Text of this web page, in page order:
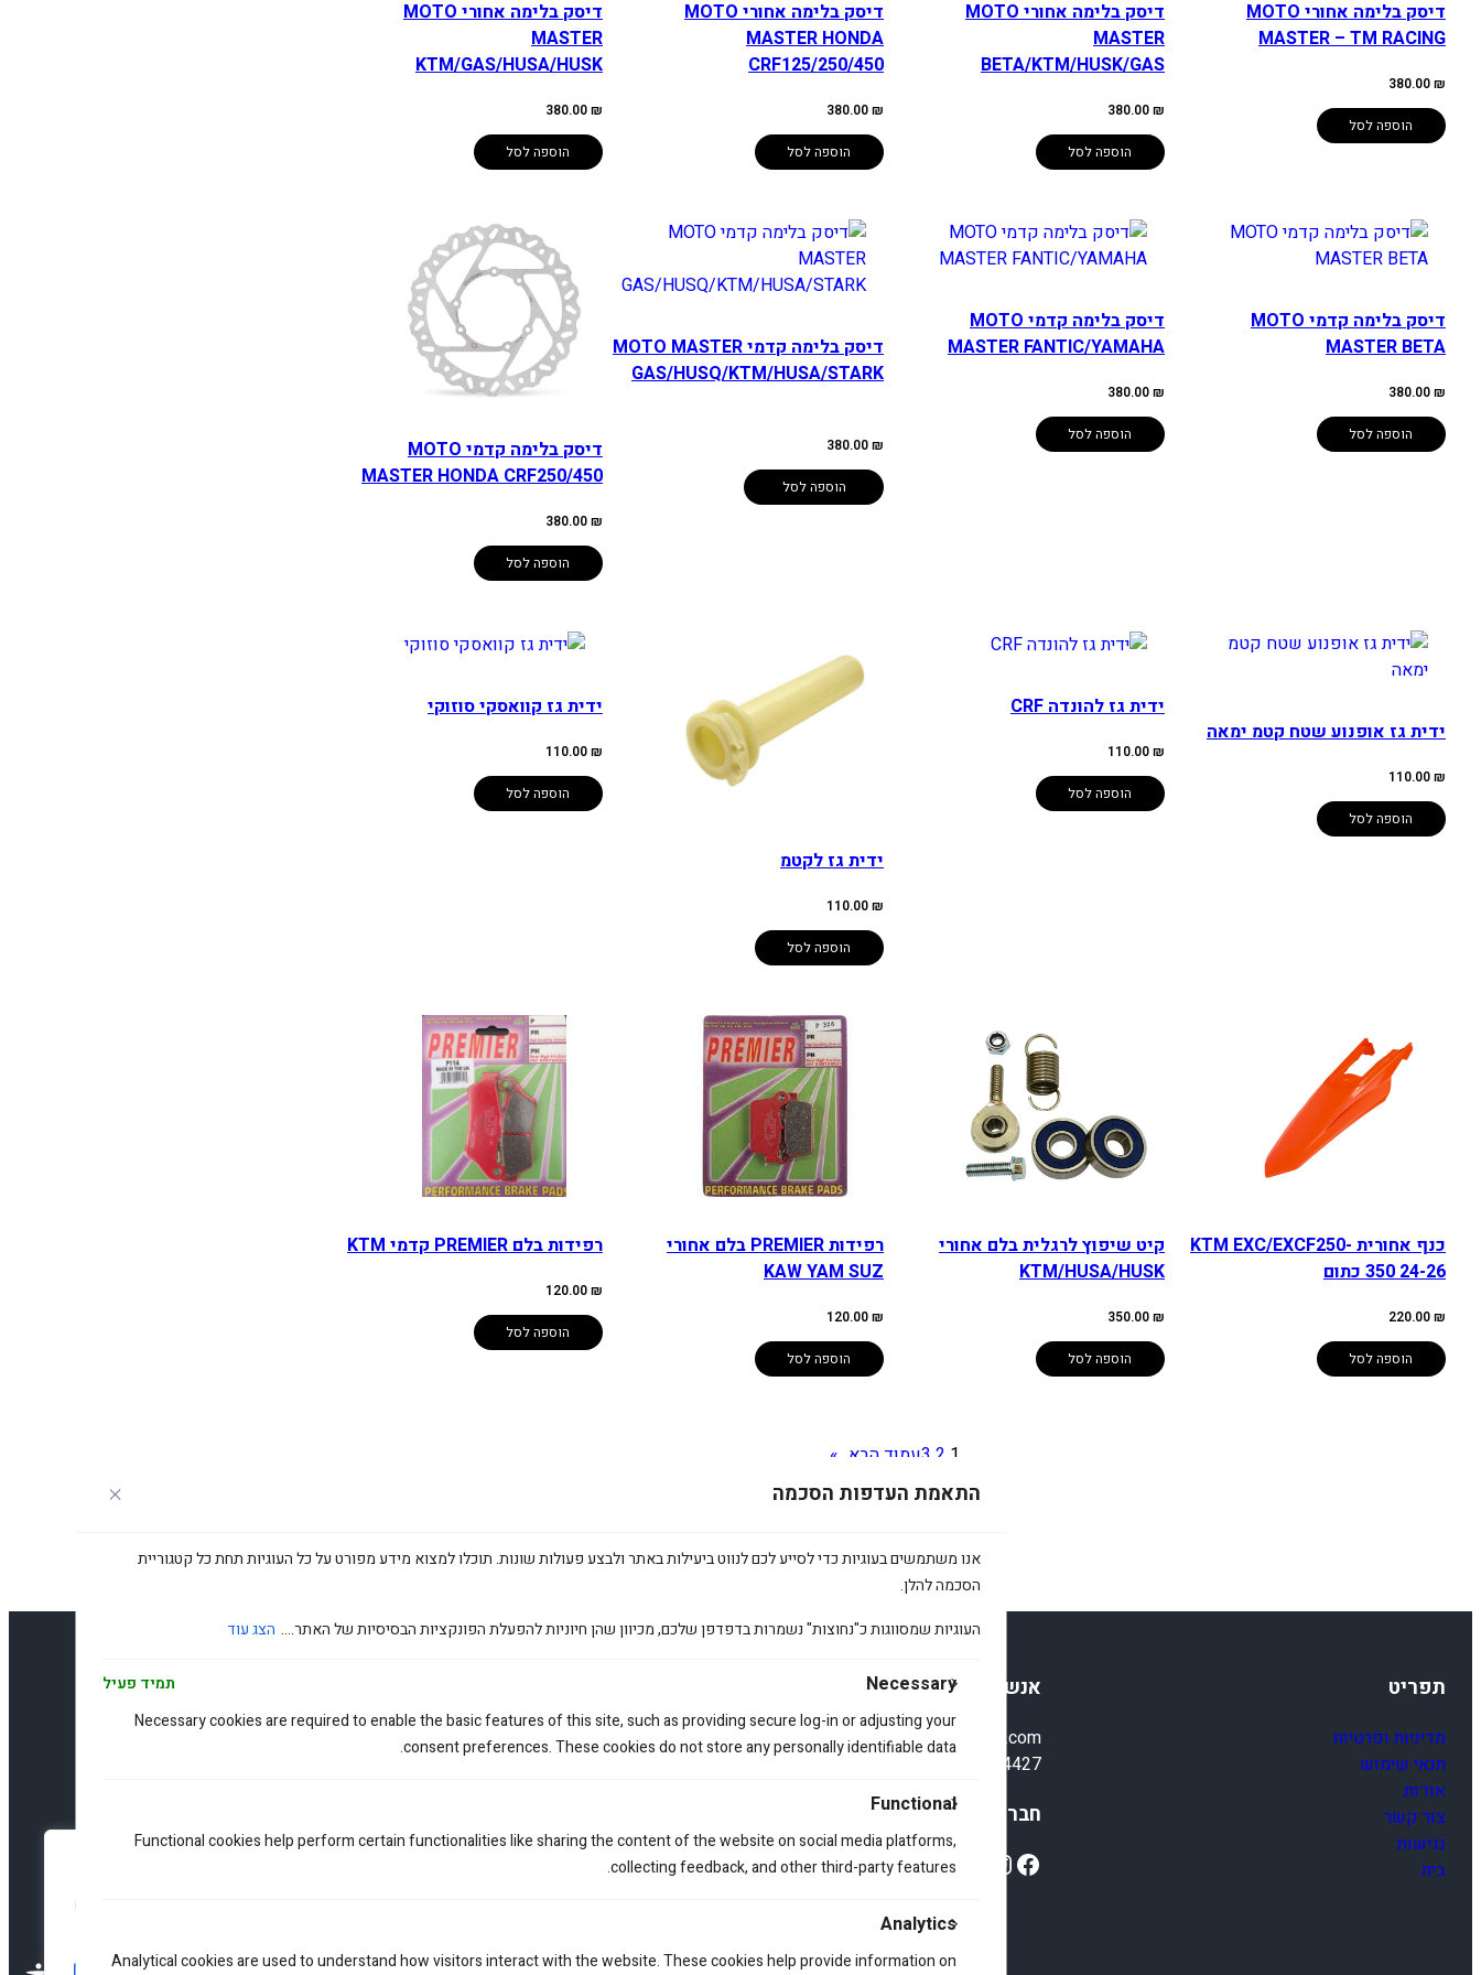
אנו משתמשים בעוגיות כדי לשפר את האתר, להציג תוכן מותאם ולנתח
התאמת העדפות הסכמה
אנו משתמשים בעוגיות כדי לסייע לכם לנווט ביעילות באתר ולבצע פעולות שונות. תוכלו למצוא מידע מפורט על כל העוגיות תחת כל קטגוריית
הסכמה להלן.
העוגיות שמסווגות כ"נחוצות" נשמרות בדפדפן שלכם, מכיוון שהן חיוניות להפעלת הפונקציות הבסיסיות של האתר.... הצג עוד
Necessary
תמיד פעיל
Necessary cookies are required to enable the basic features of this site, such as providing secure log-in or adjusting your
consent preferences. These cookies do not store any personally identifiable data.
Functional
Functional cookies help perform certain functionalities like sharing the content of the website on social media platforms,
collecting feedback, and other third-party features.
Analytics
Analytical cookies are used to understand how visitors interact with the website. These cookies help provide information on
דיסק בלימה אחורי MOTO
MASTER – TM RACING
380.00₪
הוספה לסל
דיסק בלימה אחורי MOTO
MASTER
BETA/KTM/HUSK/GAS
380.00₪
הוספה לסל
דיסק בלימה אחורי MOTO
MASTER HONDA
CRF125/250/450
380.00₪
הוספה לסל
דיסק בלימה אחורי MOTO
MASTER
KTM/GAS/HUSA/HUSK
380.00₪
הוספה לסל
דיסק בלימה קדמי MOTO
MASTER BETA
380.00₪
הוספה לסל
דיסק בלימה קדמי MOTO
MASTER FANTIC/YAMAHA
380.00₪
הוספה לסל
דיסק בלימה קדמי MOTO MASTER
GAS/HUSQ/KTM/HUSA/STARK
380.00₪
הוספה לסל
דיסק בלימה קדמי MOTO
MASTER HONDA CRF250/450
380.00₪
הוספה לסל
ידית גז אופנוע שטח קטמ ימאה
110.00₪
הוספה לסל
ידית גז להונדה CRF
110.00₪
הוספה לסל
ידית גז לקטמ
110.00₪
הוספה לסל
ידית גז קוואסקי סוזוקי
110.00₪
הוספה לסל
כנף אחורית KTM EXC/EXCF250-
350 24-26 כתום
220.00₪
הוספה לסל
קיט שיפוץ לרגלית בלם אחורי
KTM/HUSA/HUSK
350.00₪
הוספה לסל
רפידות PREMIER בלם אחורי
KAW YAM SUZ
120.00₪
הוספה לסל
רפידות בלם PREMIER קדמי KTM
120.00₪
הוספה לסל
1
2
3עמוד הבא »
תפריט
מדיניות ופרטיות
תנאי שימוש
אודות
צור קשר
נגישות
בית
אנשי קשר
bardaamir@gmail.com
053-444-4427
חברתיים
Facebook
Instagram
אימייל *
הירשמו